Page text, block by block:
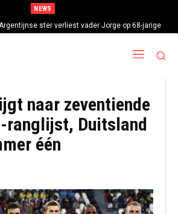
NEWS
ster verliest vader Jorge op 68-jarige
na gezondheidsproblemen”
naar zeventiende
ranglijst, Duitsland
één